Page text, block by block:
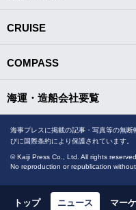
CRUISE
COMPASS
海運・造船会社要覧
海事プレスに掲載の記事・写真等の無
びに国際条約により保護されています。
© Kaiji Press Co., Ltd. All rights reserved.
No reproduction or republication without
トップ ニュース マー